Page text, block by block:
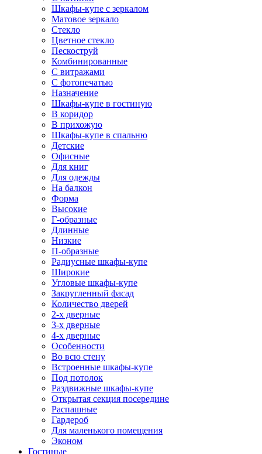
Шкафы-купе с зеркалом
Матовое зеркало
Стекло
Цветное стекло
Пескоструй
Комбинированные
С витражами
С фотопечатью
Назначение
Шкафы-купе в гостиную
В коридор
В прихожую
Шкафы-купе в спальню
Детские
Офисные
Для книг
Для одежды
На балкон
Форма
Высокие
Г-образные
Длинные
Низкие
П-образные
Радиусные шкафы-купе
Широкие
Угловые шкафы-купе
Закругленный фасад
Количество дверей
2-х дверные
3-х дверные
4-х дверные
Особенности
Во всю стену
Встроенные шкафы-купе
Под потолок
Раздвижные шкафы-купе
Открытая секция посередине
Распашные
Гардероб
Для маленького помещения
Эконом
Гостиные